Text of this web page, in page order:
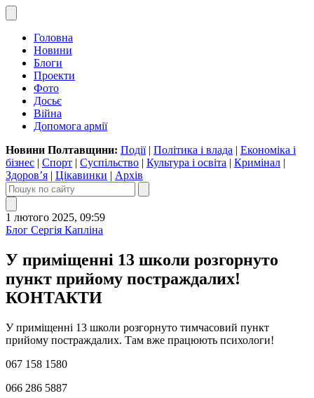
Головна
Новини
Блоги
Проекти
Фото
Досьє
Війна
Допомога армії
Новини Полтавщини: Події| Політика і влада | Економіка і
бізнес | Спорт | Суспільство | Культура і освіта | Кримінал |
Здоров’я | Цікавинки | Архів
1 лютого 2025, 09:59
Блог Сергія Капліна
У приміщенні 13 школи розгорнуто
пункт прийому постраждалих!
КОНТАКТИ
У приміщенні 13 школи розгорнуто тимчасовий пункт
прийому постраждалих. Там вже працюють психологи!
067 158 1580
066 286 5887